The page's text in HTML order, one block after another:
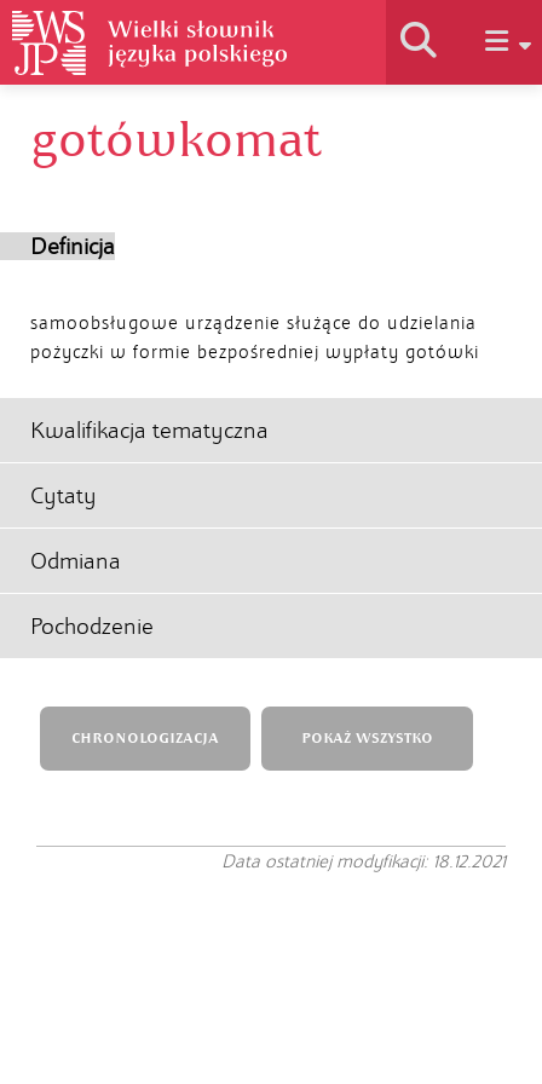
Historia słownika
gotówkomat
Definicja
samoobsługowe urządzenie służące do udzielania
pożyczki w formie bezpośredniej wypłaty gotówki
Kwalifikacja tematyczna
Cytaty
Odmiana
Pochodzenie
CHRONOLOGIZACJA POKAŻ WSZYSTKO
Data ostatniej modyfikacji: 18.12.2021